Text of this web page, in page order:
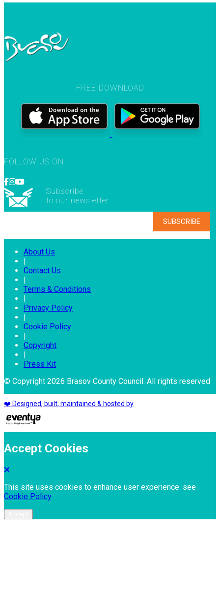
FREE DOWNLOAD
FOLLOW US ON
Subscribe
to our newsletter
About Us
|
Contact Us
|
Terms & Conditions
|
Privacy Policy
|
Cookie Policy
|
Copyright
|
Press Kit
© Copyright 2026 Brasov County Council. All rights reserved
❤️ Designed, built, maintained & hosted by
Accept Cookies
This site uses cookies to enhance user experience. see
Cookie Policy